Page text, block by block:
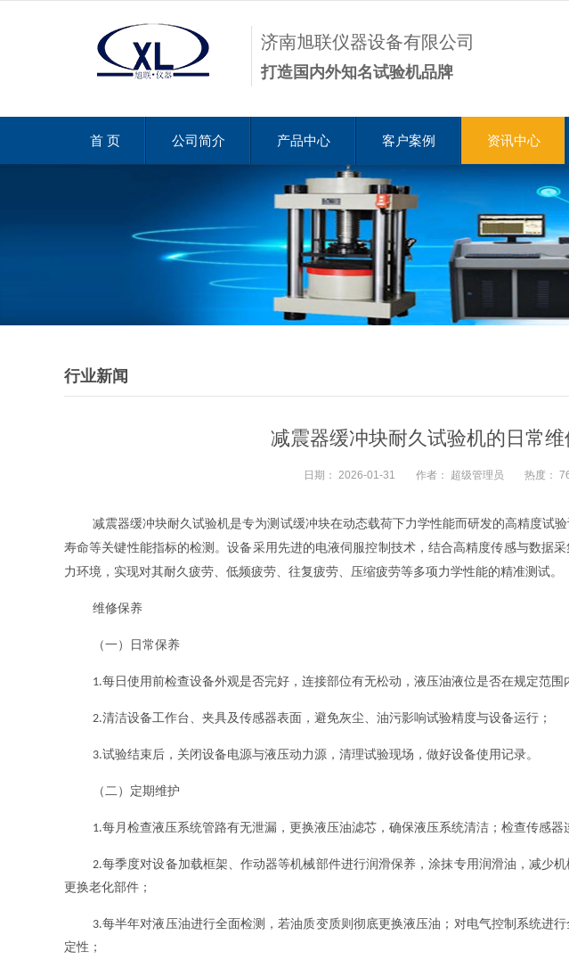
济南旭联仪器设备有限公司
打造国内外知名试验机品牌
首 页 公司简介 产品中心 客户案例 资讯中心
行业新闻
减震器缓冲块耐久试验机的日常维
日期： 2026-01-31 作者： 超级管理员 热度：
减震器缓冲块耐久试验机是专为测试缓冲块在动态载荷下力学性能而研发的高精度试
寿命等关键性能指标的检测。设备采用先进的电液伺服控制技术，结合高精度传感与数据
力环境，实现对其耐久疲劳、低频疲劳、往复疲劳、压缩疲劳等多项力学性能的精准测试。
维修保养
（一）日常保养
1.每日使用前检查设备外观是否完好，连接部位有无松动，液压油液位是否在规定范围
2.清洁设备工作台、夹具及传感器表面，避免灰尘、油污影响试验精度与设备运行；
3.试验结束后，关闭设备电源与液压动力源，清理试验现场，做好设备使用记录。
（二）定期维护
1.每月检查液压系统管路有无泄漏，更换液压油滤芯，确保液压系统清洁；检查传感器
2.每季度对设备加载框架、作动器等机械部件进行润滑保养，涂抹专用润滑油，减少
更换老化部件；
3.每半年对液压油进行全面检测，若油质变质则彻底更换液压油；对电气控制系统进
定性；